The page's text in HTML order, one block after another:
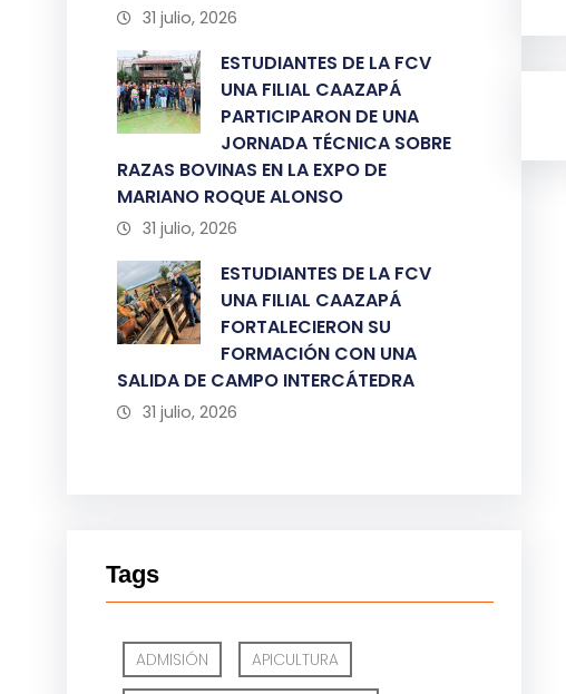
31 julio, 2026
ESTUDIANTES DE LA FCV
UNA FILIAL CAAZAPÁ
PARTICIPARON DE UNA
JORNADA TÉCNICA SOBRE
RAZAS BOVINAS EN LA EXPO DE
MARIANO ROQUE ALONSO
31 julio, 2026
ESTUDIANTES DE LA FCV
UNA FILIAL CAAZAPÁ
FORTALECIERON SU
FORMACIÓN CON UNA
SALIDA DE CAMPO INTERCÁTEDRA
31 julio, 2026
Tags
ADMISIÓN APICULTURA